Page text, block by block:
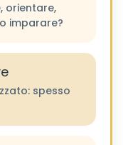
orientare,
imparare?
spesso